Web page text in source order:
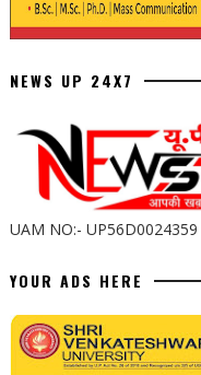
NEWS UP 24X7
UAM NO:- UP56D0024359
YOUR ADS HERE